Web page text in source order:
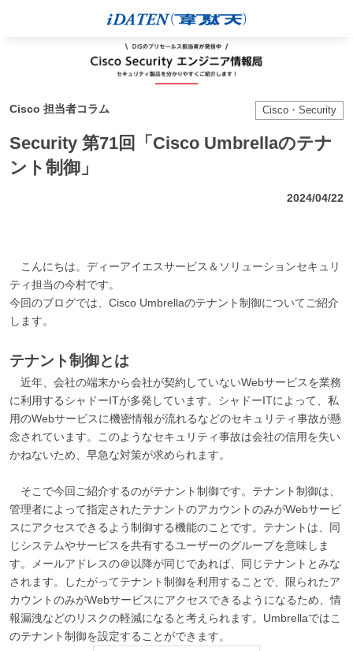
Cisco 担当者コラム Cisco・Security
Security 第71回「Cisco Umbrellaのテナ
ント制御」
2024/04/22
こんにちは。ディーアイエスサービス＆ソリューションセキュリ
ティ担当の今村です。
今回のブログでは、Cisco Umbrellaのテナント制御についてご紹介
します。
テナント制御とは
近年、会社の端末から会社が契約していないWebサービスを業務
に利用するシャドーITが多発しています。シャドーITによって、私
用のWebサービスに機密情報が流れるなどのセキュリティ事故が懸
念されています。このようなセキュリティ事故は会社の信用を失い
かねないため、早急な対策が求められます。
そこで今回ご紹介するのがテナント制御です。テナント制御は、
管理者によって指定されたテナントのアカウントのみがWebサービ
スにアクセスできるよう制御する機能のことです。テナントは、同
じシステムやサービスを共有するユーザーのグループを意味しま
す。メールアドレスの＠以降が同じであれば、同じテナントとみな
されます。したがってテナント制御を利用することで、限られたア
カウントのみがWebサービスにアクセスできるようになるため、情
報漏洩などのリスクの軽減になると考えられます。Umbrellaではこ
のテナント制御を設定することができます。